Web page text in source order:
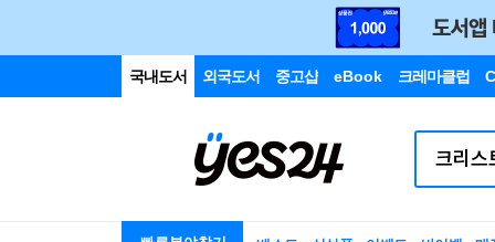
국내도서 외국도서 중고샵 eBook 크레마클럽